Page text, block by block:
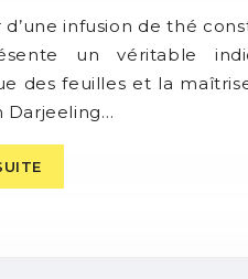
d’une infusion de thé
un véritable
des feuilles et la
Darjeeling…